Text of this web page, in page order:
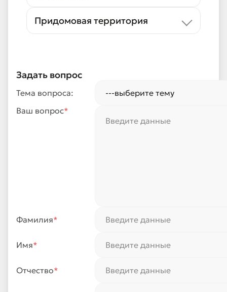
Придомовая территория
Задать вопрос
Тема вопроса:
Ваш вопрос*
Фамилия*
Имя*
Отчество*